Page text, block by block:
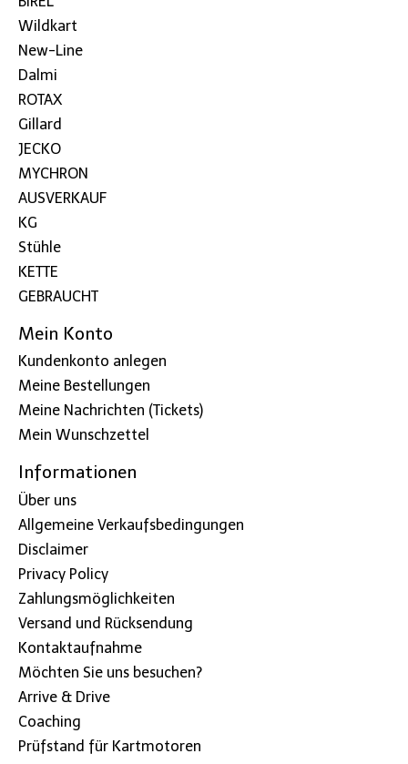
Wildkart
New-Line
Dalmi
ROTAX
Gillard
JECKO
MYCHRON
AUSVERKAUF
KG
Stühle
KETTE
GEBRAUCHT
Mein Konto
Kundenkonto anlegen
Meine Bestellungen
Meine Nachrichten (Tickets)
Mein Wunschzettel
Informationen
Über uns
Allgemeine Verkaufsbedingungen
Disclaimer
Privacy Policy
Zahlungsmöglichkeiten
Versand und Rücksendung
Kontaktaufnahme
Möchten Sie uns besuchen?
Arrive & Drive
Coaching
Prüfstand für Kartmotoren